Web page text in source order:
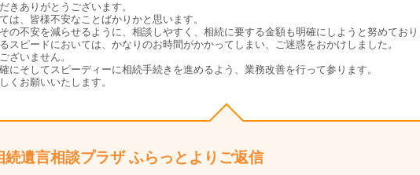
きありがとうございます。
は、皆様不安なことばかりかと思います。
の不安を減らせるように、相談しやすく、相続に要する金額も明確にしようと努めており
スピードにおいては、かなりのお時間がかかってしまい、ご迷惑をおかけしました。
ざいません。
にそしてスピーディーに相続手続きを進めるよう、業務改善を行って参ります。
くお願いいたします。
続遺言相談プラザ ふらっとよりご返信